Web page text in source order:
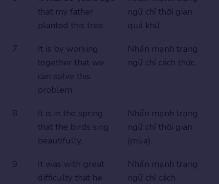
that my father
planted this tree.
ngữ chỉ thời gian
quá khứ.
7
It is by working
together that we
can solve this
problem.
Nhấn mạnh trạng
ngữ chỉ cách thức.
8
It is in the spring
that the birds sing
beautifully.
Nhấn mạnh trạng
ngữ chỉ thời gian
(mùa).
9
It was with great
difficulty that he
Nhấn mạnh trạng
ngữ chỉ cách